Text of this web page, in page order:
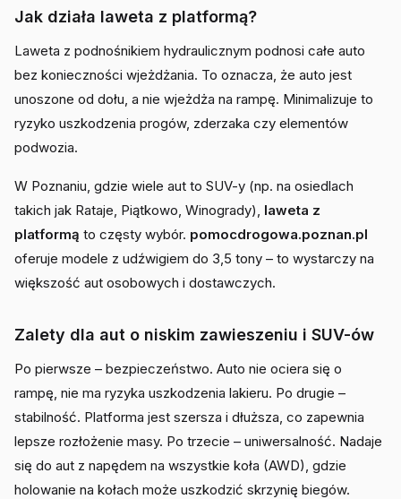
Jak działa laweta z platformą?
Laweta z podnośnikiem hydraulicznym podnosi całe auto
bez konieczności wjeżdżania. To oznacza, że auto jest
unoszone od dołu, a nie wjeżdża na rampę. Minimalizuje to
ryzyko uszkodzenia progów, zderzaka czy elementów
podwozia.
W Poznaniu, gdzie wiele aut to SUV-y (np. na osiedlach
takich jak Rataje, Piątkowo, Winogrady), laweta z
platformą to częsty wybór. pomocdrogowa.poznan.pl
oferuje modele z udźwigiem do 3,5 tony – to wystarczy na
większość aut osobowych i dostawczych.
Zalety dla aut o niskim zawieszeniu i SUV-ów
Po pierwsze – bezpieczeństwo. Auto nie ociera się o
rampę, nie ma ryzyka uszkodzenia lakieru. Po drugie –
stabilność. Platforma jest szersza i dłuższa, co zapewnia
lepsze rozłożenie masy. Po trzecie – uniwersalność. Nadaje
się do aut z napędem na wszystkie koła (AWD), gdzie
holowanie na kołach może uszkodzić skrzynię biegów.